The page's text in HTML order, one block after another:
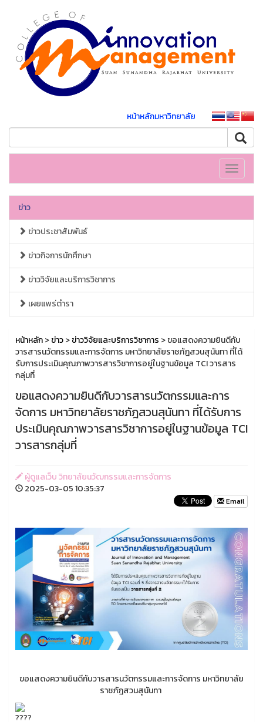
หน้าหลักมหาวิทยาลัย
Toggle
ข่าว
ข่าวประชาสัมพันธ์
ข่าวกิจการนักศึกษา
ข่าววิจัยและบริการวิชาการ
เผยแพร่ตำรา
หน้าหลัก>ข่าว>ข่าววิจัยและบริการวิชาการ > ขอแสดงความยินดีกับ
วารสารนวัตกรรมและการจัดการ มหาวิทยาลัยราชภัฎสวนสุนันทา ที่ได้
รับการประเมินคุณภาพวารสารวิชาการอยู่ในฐานข้อมูล TCI วารสาร
กลุ่มที่
ขอแสดงความยินดีกับวารสารนวัตกรรมและการ
จัดการ มหาวิทยาลัยราชภัฎสวนสุนันทา ที่ได้รับการ
ประเมินคุณภาพวารสารวิชาการอยู่ในฐานข้อมูล TCI
วารสารกลุ่มที่
ผู้ดูแลเว็บ วิทยาลัยนวัฒกรรมและการจัดการ
2025-03-05 10:35:37
Email
ขอแสดงความยินดีกับวารสารนวัตกรรมและการจัดการ มหาวิทยาลัย
ราชภัฎสวนสุนันทา